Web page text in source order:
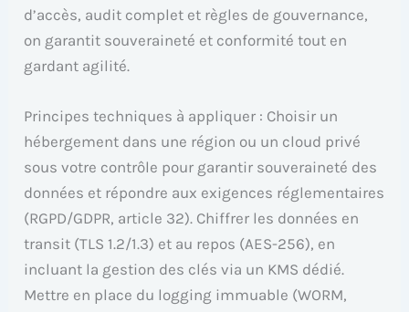
d’accès, audit complet et règles de gouvernance,
on garantit souveraineté et conformité tout en
gardant agilité.
Principes techniques à appliquer : Choisir un
hébergement dans une région ou un cloud privé
sous votre contrôle pour garantir souveraineté des
données et répondre aux exigences réglementaires
(RGPD/GDPR, article 32). Chiffrer les données en
transit (TLS 1.2/1.3) et au repos (AES-256), en
incluant la gestion des clés via un KMS dédié.
Mettre en place du logging immuable (WORM,